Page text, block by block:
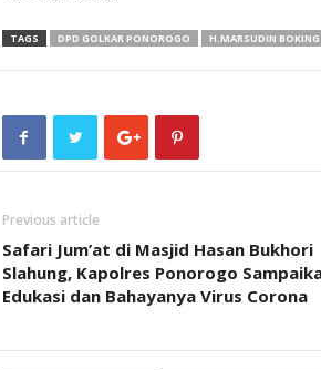
TAGS DPD GOLKAR PONOROGO H.MARSUDIN BOKING
Previous article
Safari Jum’at di Masjid Hasan Bukhori
Slahung, Kapolres Ponorogo
Edukasi dan Bahayanya Virus Corona